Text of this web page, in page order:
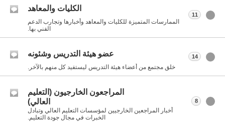
الكليات والمعاهد
الممارسات المتميزة للكليات والمعاهد وأخبارها وتجارب الدعم
الفني بها.
11
عضو هيئة التدريس وشئونه
خلق مجتمع من أعضاء هيئة التدريس ليستفيد كل منهم بالآخر.
14
المراجعون الخارجيون (التعليم
العالي)
أخبار المراجعين الخارجيين لمؤسسات التعليم العالي وتبادل
الخبرات في مجال جودة التعليم.
8